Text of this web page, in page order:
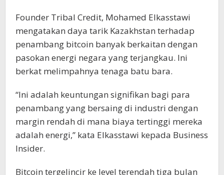
Founder Tribal Credit, Mohamed Elkasstawi
mengatakan daya tarik Kazakhstan terhadap
penambang bitcoin banyak berkaitan dengan
pasokan energi negara yang terjangkau. Ini
berkat melimpahnya tenaga batu bara.
“Ini adalah keuntungan signifikan bagi para
penambang yang bersaing di industri dengan
margin rendah di mana biaya tertinggi mereka
adalah energi,” kata Elkasstawi kepada Business
Insider.
Bitcoin tergelincir ke level terendah tiga bulan